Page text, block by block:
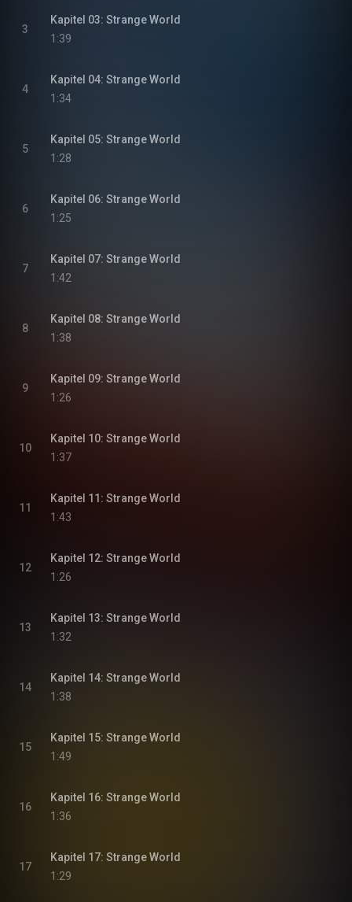
3
Kapitel 03: Strange World
1:39
4
Kapitel 04: Strange World
1:34
5
Kapitel 05: Strange World
1:28
6
Kapitel 06: Strange World
1:25
7
Kapitel 07: Strange World
1:42
8
Kapitel 08: Strange World
1:38
9
Kapitel 09: Strange World
1:26
10
Kapitel 10: Strange World
1:37
11
Kapitel 11: Strange World
1:43
12
Kapitel 12: Strange World
1:26
13
Kapitel 13: Strange World
1:32
14
Kapitel 14: Strange World
1:38
15
Kapitel 15: Strange World
1:49
16
Kapitel 16: Strange World
1:36
17
Kapitel 17: Strange World
1:29